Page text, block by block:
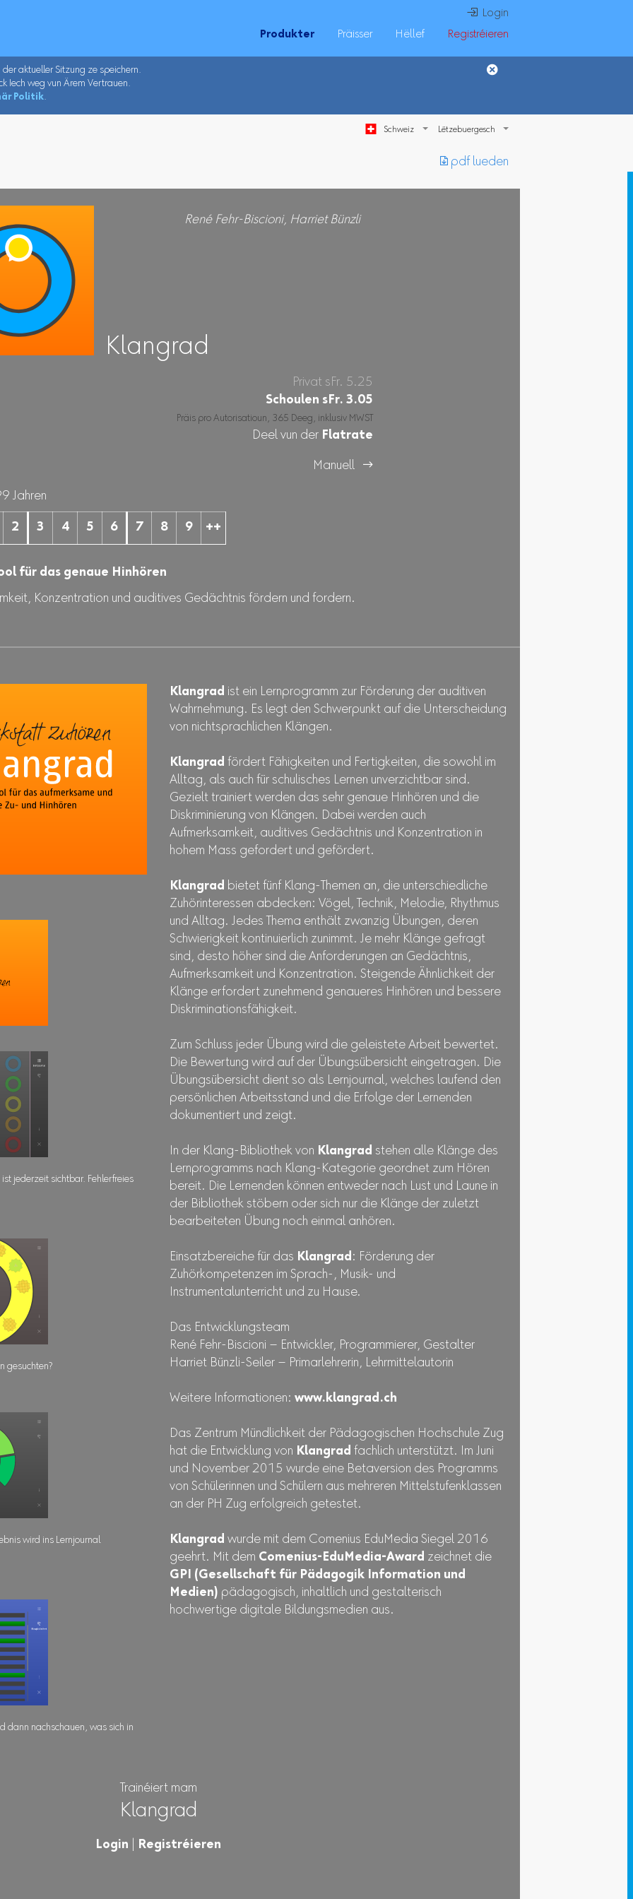
 Login
Produkter
Präisser Hëllef Registréieren
aktueller Sitzung ze speichern.
Iech weg vun Ärem Vertrauen.
Politik.
Schweiz
︎ pdf lueden
René Fehr-Biscioni, Harriet Bünzli
Klangrad
Privat sFr. 5.25
Schoulen sFr. 3.05
Präis pro Autorisatioun, 365 Deeg, inklusiv MWST
Deel vun der Flatrate
Manuell 
Jahren
2 3 4 5 6 7 8 9 ++
für das genaue Hinhören
Konzentration und auditives Gedächtnis fördern und fordern.
jederzeit sichtbar. Fehlerfreies
gesuchten?
wird ins Lernjournal
dann nachschauen, was sich in
Klangrad ist ein Lernprogramm zur Förderung der auditiven
Wahrnehmung. Es legt den Schwerpunkt auf die Unterscheidung
von nichtsprachlichen Klängen.
Klangrad fördert Fähigkeiten und Fertigkeiten, die sowohl im
Alltag, als auch für schulisches Lernen unverzichtbar sind.
Gezielt trainiert werden das sehr genaue Hinhören und die
Diskriminierung von Klängen. Dabei werden auch
Aufmerksamkeit, auditives Gedächtnis und Konzentration in
hohem Mass gefordert und gefördert.
Klangrad bietet fünf Klang-Themen an, die unterschiedliche
Zuhörinteressen abdecken: Vögel, Technik, Melodie, Rhythmus
und Alltag. Jedes Thema enthält zwanzig Übungen, deren
Schwierigkeit kontinuierlich zunimmt. Je mehr Klänge gefragt
sind, desto höher sind die Anforderungen an Gedächtnis,
Aufmerksamkeit und Konzentration. Steigende Ähnlichkeit der
Klänge erfordert zunehmend genaueres Hinhören und bessere
Diskriminationsfähigkeit.
Zum Schluss jeder Übung wird die geleistete Arbeit bewertet.
Die Bewertung wird auf der Übungsübersicht eingetragen. Die
Übungsübersicht dient so als Lernjournal, welches laufend den
persönlichen Arbeitsstand und die Erfolge der Lernenden
dokumentiert und zeigt.
In der Klang-Bibliothek von Klangrad stehen alle Klänge des
Lernprogramms nach Klang-Kategorie geordnet zum Hören
bereit. Die Lernenden können entweder nach Lust und Laune in
der Bibliothek stöbern oder sich nur die Klänge der zuletzt
bearbeiteten Übung noch einmal anhören.
Einsatzbereiche für das Klangrad: Förderung der
Zuhörkompetenzen im Sprach-, Musik- und
Instrumentalunterricht und zu Hause.
Das Entwicklungsteam
René Fehr-Biscioni – Entwickler, Programmierer, Gestalter
Harriet Bünzli-Seiler – Primarlehrerin, Lehrmittelautorin
Weitere Informationen: www.klangrad.ch
Das Zentrum Mündlichkeit der Pädagogischen Hochschule Zug
hat die Entwicklung von Klangrad fachlich unterstützt. Im Juni
und November 2015 wurde eine Betaversion des Programms
von Schülerinnen und Schülern aus mehreren Mittelstufenklassen
an der PH Zug erfolgreich getestet.
Klangrad wurde mit dem Comenius EduMedia Siegel 2016
geehrt. Mit dem Comenius-EduMedia-Award zeichnet die
GPI (Gesellschaft für Pädagogik Information und
Medien) pädagogisch, inhaltlich und gestalterisch
hochwertige digitale Bildungsmedien aus.
Trainéiert mam
Klangrad
Login Registréieren